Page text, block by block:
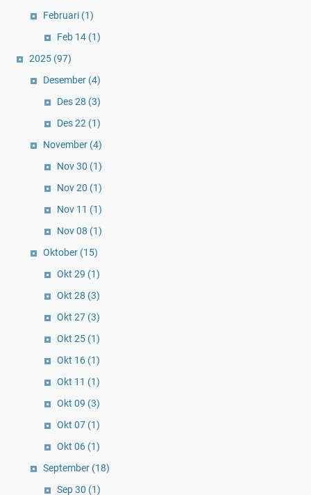
Februari (1)
Feb 14 (1)
2025 (97)
Desember (4)
Des 28 (3)
Des 22 (1)
November (4)
Nov 30 (1)
Nov 20 (1)
Nov 11 (1)
Nov 08 (1)
Oktober (15)
Okt 29 (1)
Okt 28 (3)
Okt 27 (3)
Okt 25 (1)
Okt 16 (1)
Okt 11 (1)
Okt 09 (3)
Okt 07 (1)
Okt 06 (1)
September (18)
Sep 30 (1)